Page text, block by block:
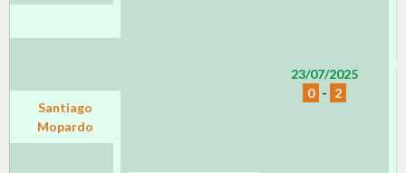
23/07/2025
0 - 2
Santiago
Mopardo